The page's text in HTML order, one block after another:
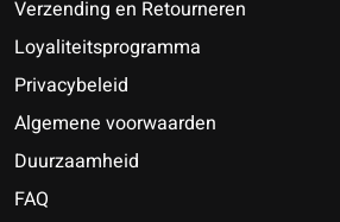
Verzending en Retourneren
Loyaliteitsprogramma
Privacybeleid
Algemene voorwaarden
Duurzaamheid
FAQ